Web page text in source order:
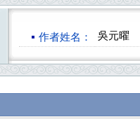
作者姓名： 吳元曜